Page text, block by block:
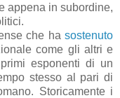
appena in subordine,
che ha sostenuto
come gli altri e
esponenti di un
stesso al pari di
Storicamente i